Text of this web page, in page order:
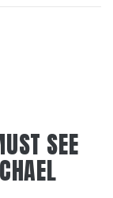
SEE